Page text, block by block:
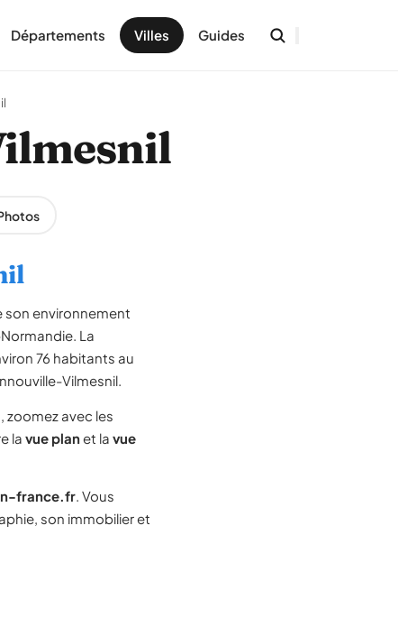
Départements Villes Guides
son environnement
La
76 habitants au
Vilmesnil.
zoomez avec les
la vue planet la vue
france.fr. Vous
son immobilier et